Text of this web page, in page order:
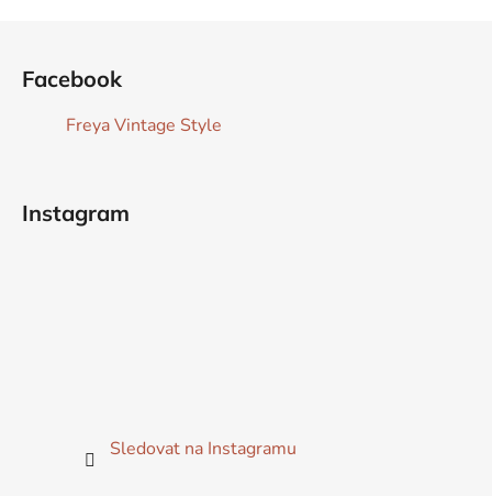
Facebook
Freya Vintage Style
Instagram
Sledovat na Instagramu